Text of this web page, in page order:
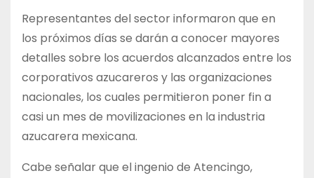
Representantes del sector informaron que en
los próximos días se darán a conocer mayores
detalles sobre los acuerdos alcanzados entre los
corporativos azucareros y las organizaciones
nacionales, los cuales permitieron poner fin a
casi un mes de movilizaciones en la industria
azucarera mexicana.
Cabe señalar que el ingenio de Atencingo,